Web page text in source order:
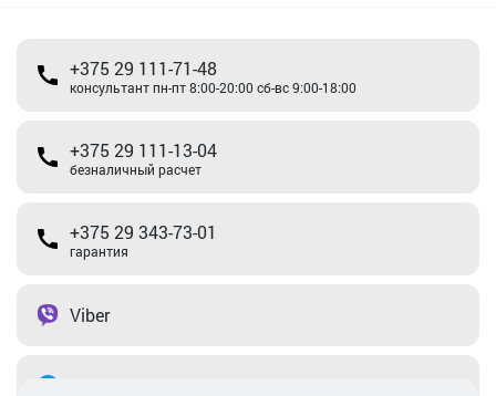
+375 29 111-71-48
консультант пн-пт 8:00-20:00 сб-вс 9:00-18:00
+375 29 111-13-04
безналичный расчет
+375 29 343-73-01
гарантия
Viber